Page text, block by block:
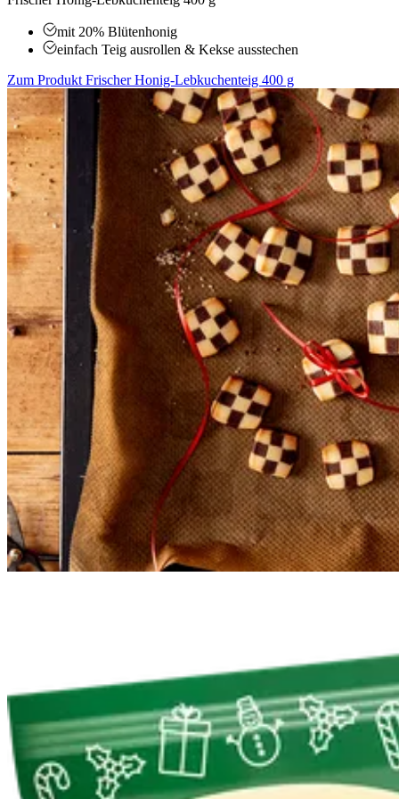
mit 20% Blütenhonig
einfach Teig ausrollen & Kekse ausstechen
Zum Produkt Frischer Honig-Lebkuchenteig 400 g